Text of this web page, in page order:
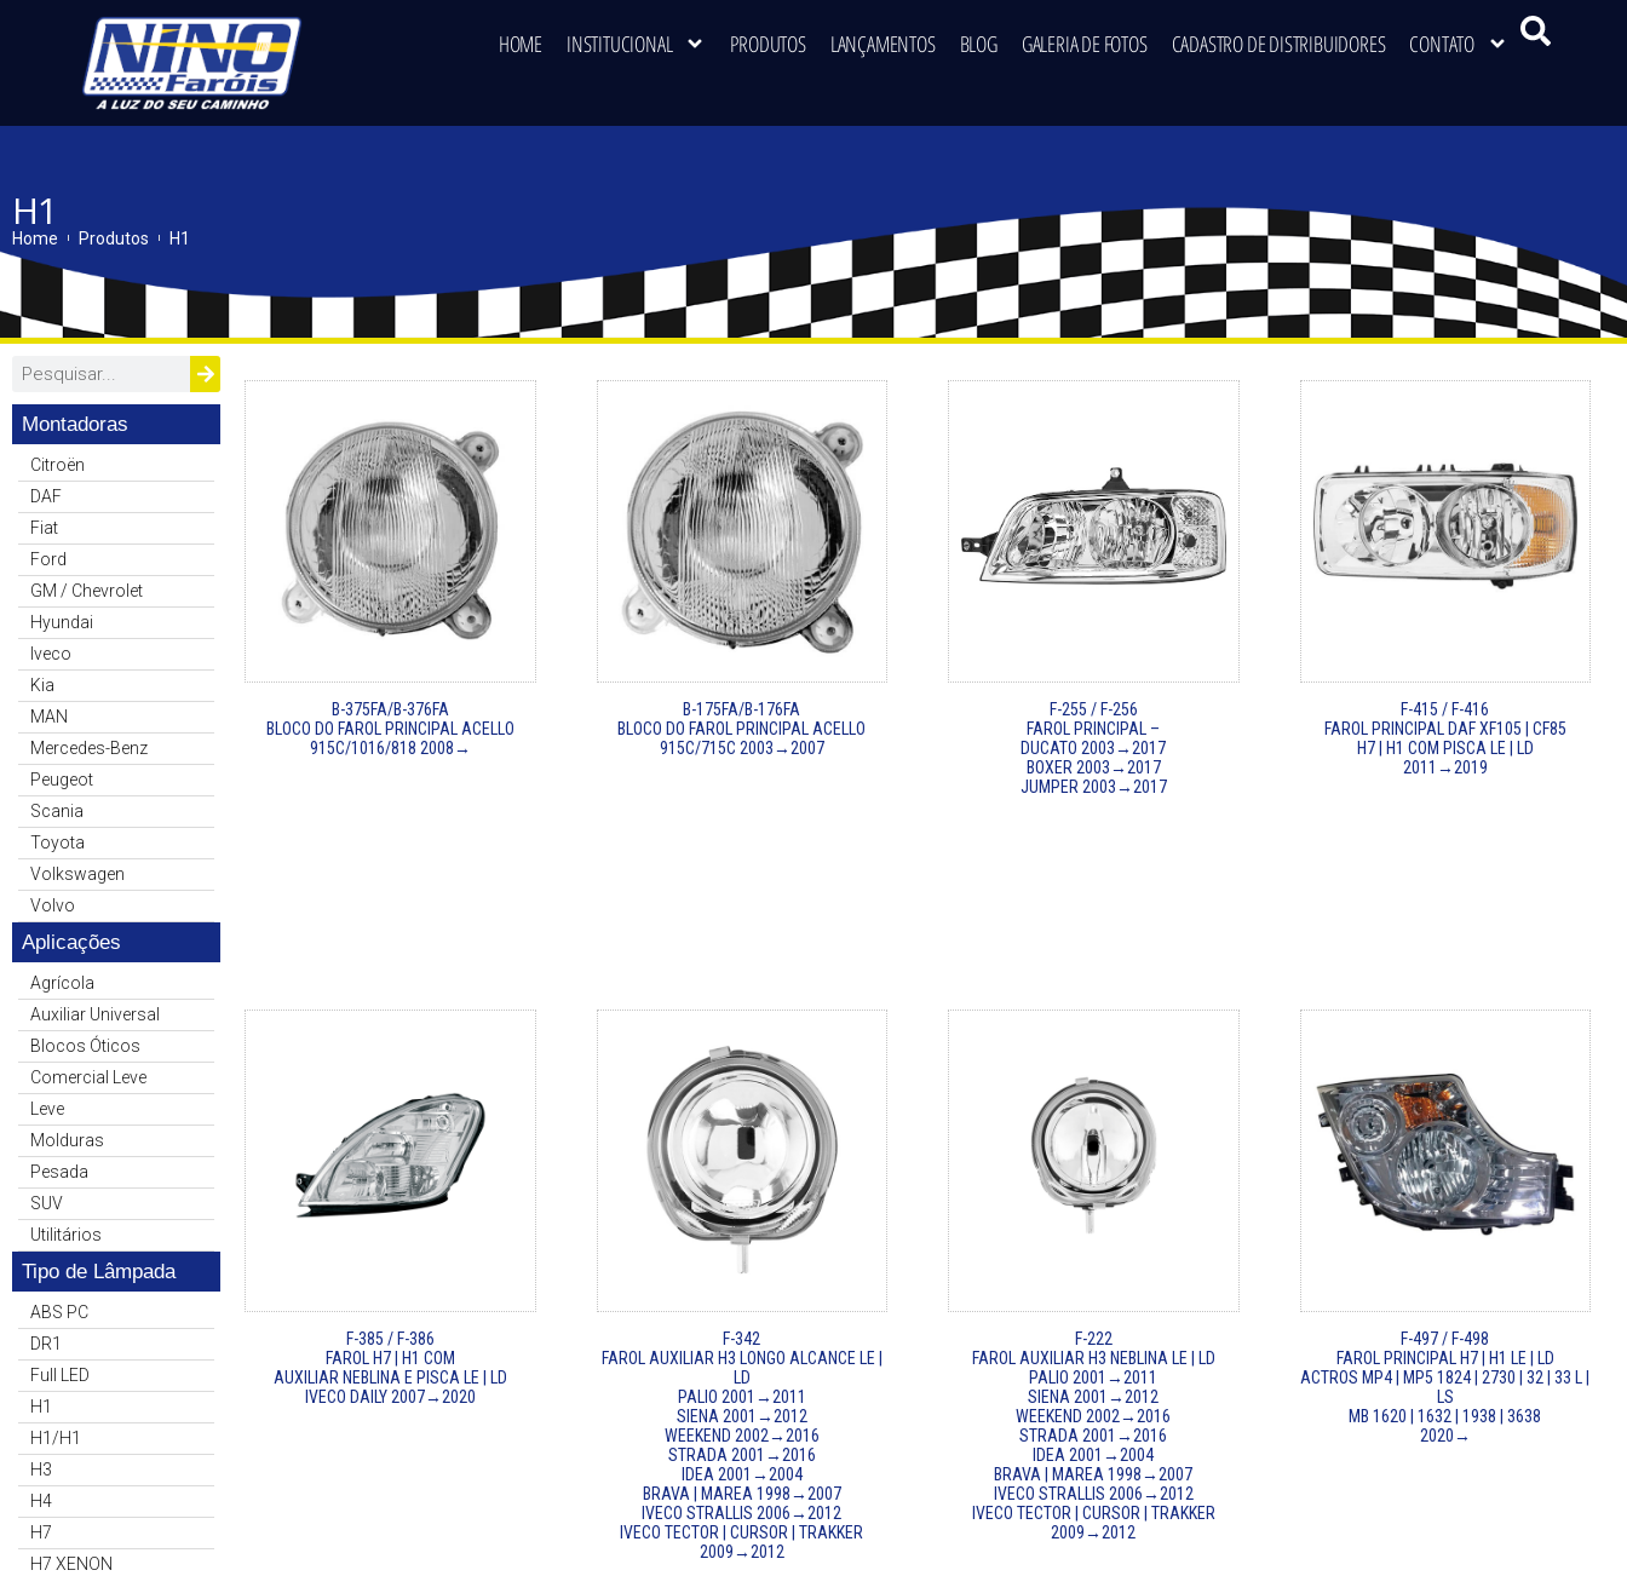
HOME INSTITUCIONAL PRODUTOS LANÇAMENTOS BLOG GALERIA DE FOTOS CADASTRO DE DISTRIBUIDORES CONTATO
H1
Home Produtos H1
Montadoras
Citroën
DAF
Fiat
Ford
GM / Chevrolet
Hyundai
Iveco
Kia
MAN
Mercedes-Benz
Peugeot
Scania
Toyota
Volkswagen
Volvo
Aplicações
Agrícola
Auxiliar Universal
Blocos Óticos
Comercial Leve
Leve
Molduras
Pesada
SUV
Utilitários
Tipo de Lâmpada
ABS PC
DR1
Full LED
H1
H1/H1
H3
H4
H7
H7 XENON
B-375FA/B-376FA
BLOCO DO FAROL PRINCIPAL ACELLO
915C/1016/818 2008→
B-175FA/B-176FA
BLOCO DO FAROL PRINCIPAL ACELLO
915C/715C 2003→2007
F-255 / F-256
FAROL PRINCIPAL –
DUCATO 2003→2017
BOXER 2003→2017
JUMPER 2003→2017
F-415 / F-416
FAROL PRINCIPAL DAF XF105 | CF85
H7 | H1 COM PISCA LE | LD
2011→2019
F-385 / F-386
FAROL H7 | H1 COM
AUXILIAR NEBLINA E PISCA LE | LD
IVECO DAILY 2007→2020
F-342
FAROL AUXILIAR H3 LONGO ALCANCE LE |
LD
PALIO 2001→2011
SIENA 2001→2012
WEEKEND 2002→2016
STRADA 2001→2016
IDEA 2001→2004
BRAVA | MAREA 1998→2007
IVECO STRALLIS 2006→2012
IVECO TECTOR | CURSOR | TRAKKER
2009→2012
F-222
FAROL AUXILIAR H3 NEBLINA LE | LD
PALIO 2001→2011
SIENA 2001→2012
WEEKEND 2002→2016
STRADA 2001→2016
IDEA 2001→2004
BRAVA | MAREA 1998→2007
IVECO STRALLIS 2006→2012
IVECO TECTOR | CURSOR | TRAKKER
2009→2012
F-497 / F-498
FAROL PRINCIPAL H7 | H1 LE | LD
ACTROS MP4 | MP5 1824 | 2730 | 32 | 33 L |
LS
MB 1620 | 1632 | 1938 | 3638
2020→